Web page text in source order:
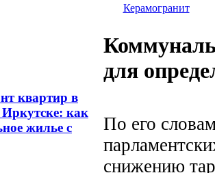
квартир в
Иркутске: как
жилье с
Керамогранит
для
По его
снижению